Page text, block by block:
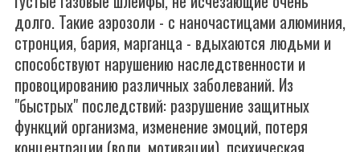
долго. Такие аэрозоли - с наночастицами алюминия,
стронция, бария, марганца - вдыхаются людьми и
способствуют нарушению наследственности и
провоцированию различных заболеваний. Из
"быстрых" последствий: разрушение защитных
функций организма, изменение эмоций, потеря
концентрации (воли, мотивации), психическая